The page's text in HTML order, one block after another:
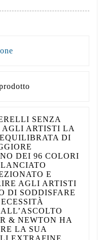
SENZA
AGLI ARTISTI LA
DI
DEI 96 COLORI
E
AGLI ARTISTI
DI SODDISFARE
& NEWTON HA
LA SUA
EXTRAFINE